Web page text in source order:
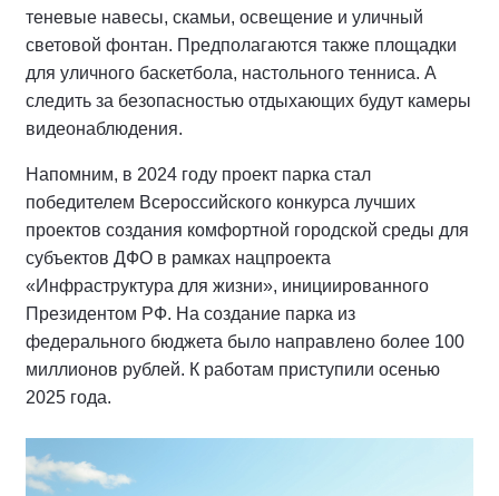
теневые навесы, скамьи, освещение и уличный
световой фонтан. Предполагаются также площадки
для уличного баскетбола, настольного тенниса. А
следить за безопасностью отдыхающих будут камеры
видеонаблюдения.
Напомним, в 2024 году проект парка стал
победителем Всероссийского конкурса лучших
проектов создания комфортной городской среды для
субъектов ДФО в рамках нацпроекта
«Инфраструктура для жизни», инициированного
Президентом РФ. На создание парка из
федерального бюджета было направлено более 100
миллионов рублей. К работам приступили осенью
2025 года.